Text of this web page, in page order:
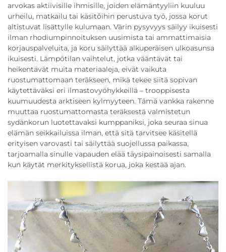
arvokas aktiivisille ihmisille, joiden elämäntyyliin kuuluu
urheilu, matkailu tai käsitöihin perustuva työ, jossa korut
altistuvat lisättylle kulumaan. Värin pysyvyys säilyy ikuisesti
ilman rhodiumpinnoituksen uusimista tai ammattimaisia
korjauspalveluita, ja koru säilyttää alkuperäisen ulkoasunsa
ikuisesti. Lämpötilan vaihtelut, jotka vääntävät tai
heikentävät muita materiaaleja, eivät vaikuta
ruostumattomaan teräkseen, mikä tekee siitä sopivan
käytettäväksi eri ilmastovyöhykkeillä – trooppisesta
kuumuudesta arktiseen kylmyyteen. Tämä vankka rakenne
muuttaa ruostumattomasta teräksestä valmistetun
sydänkorun luotettavaksi kumppaniksi, joka seuraa sinua
elämän seikkailuissa ilman, että sitä tarvitsee käsitellä
erityisen varovasti tai säilyttää suojellussa paikassa,
tarjoamalla sinulle vapauden elää täysipainoisesti samalla
kun käytät merkityksellistä korua, joka kestää ajan.